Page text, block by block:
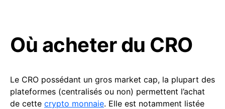
Où acheter du CRO
Le CRO possédant un gros market cap, la plupart des
plateformes (centralisés ou non) permettent l’achat
de cette crypto monnaie. Elle est notamment listée